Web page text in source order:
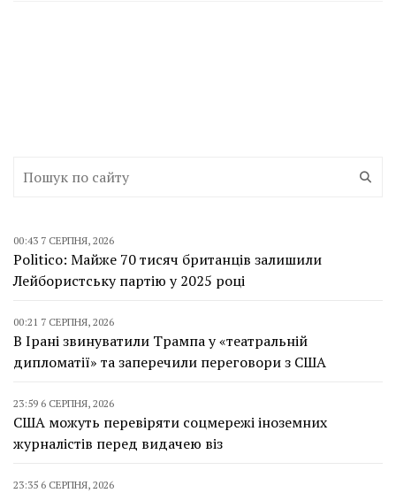
00:43 7 СЕРПНЯ, 2026
Politico: Майже 70 тисяч британців залишили
Лейбористську партію у 2025 році
00:21 7 СЕРПНЯ, 2026
В Ірані звинуватили Трампа у «театральній
дипломатії» та заперечили переговори з США
23:59 6 СЕРПНЯ, 2026
США можуть перевіряти соцмережі іноземних
журналістів перед видачею віз
23:35 6 СЕРПНЯ, 2026